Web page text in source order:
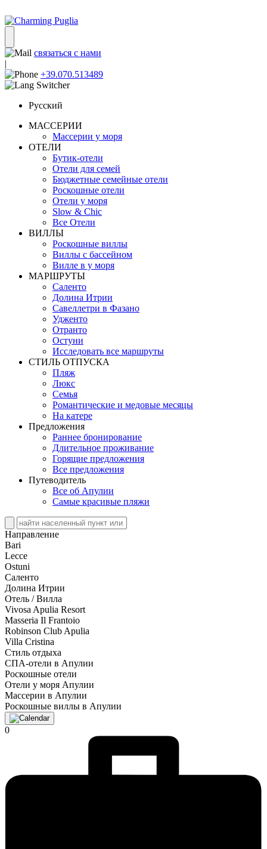
связаться с нами
|
+39.070.513489
Русский
МАССЕРИИ
Массерии у моря
ОТЕЛИ
Бутик-отели
Отели для семей
Бюджетные семейные отели
Роскошные отели
Отели у моря
Slow & Chic
Все Отели
ВИЛЛЫ
Роскошные виллы
Виллы с бассейном
Вилле в у моря
MАРШРУТЫ
Саленто
Долина Итрии
Савеллетри в Фазано
Удженто
Отранто
Остуни
Исследовать все маршруты
СТИЛЬ OТПУСКА
Пляж
Люкс
Семья
Романтические и медовые месяцы
На катере
Предложения
Раннее бронирование
Длительное проживание
Горящие предложения
Все предложения
Путеводитель
Все об Апулии
Самые красивые пляжи
Направление
Bari
Lecce
Ostuni
Саленто
Долина Итрии
Отель / Вилла
Vivosa Apulia Resort
Masseria Il Frantoio
Robinson Club Apulia
Villa Cristina
Стиль отдыха
СПА-отели в Апулии
Роскошные отели
Отели у моря Апулии
Массерии в Апулии
Роскошные виллы в Апулии
0